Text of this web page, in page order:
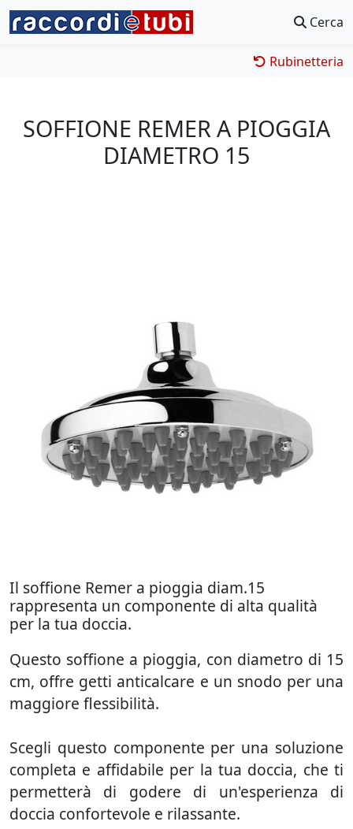
Cerca
Rubinetteria
SOFFIONE REMER A PIOGGIA
DIAMETRO 15
Il soffione Remer a pioggia diam.15
rappresenta un componente di alta qualità
per la tua doccia.
Questo soffione a pioggia, con diametro di 15
cm, offre getti anticalcare e un snodo per una
maggiore flessibilità.
Scegli questo componente per una soluzione
completa e affidabile per la tua doccia, che ti
permetterà di godere di un'esperienza di
doccia confortevole e rilassante.